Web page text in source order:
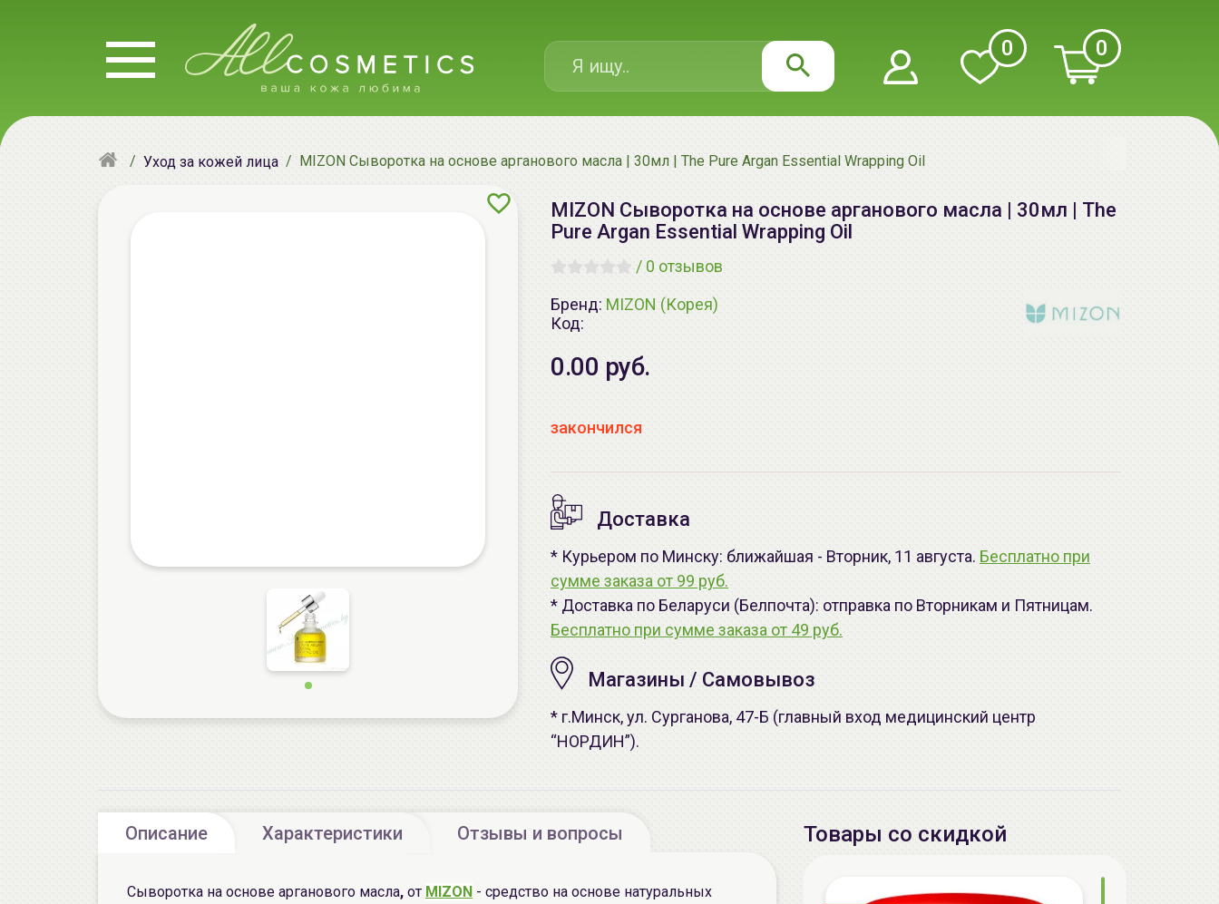
0 0
Уход за кожей лица MIZON Сыворотка на основе арганового масла | 30мл | The Pure Argan Essential Wrapping Oil
MIZON Сыворотка на основе арганового масла | 30мл | The
Pure Argan Essential Wrapping Oil
/ 0 отзывов
Бренд: MIZON (Корея)
Код:
0.00 руб.
закончился
Доставка
* Курьером по Минску: ближайшая - Вторник, 11 августа. Бесплатно при
сумме заказа от 99 руб.
* Доставка по Беларуси (Белпочта): отправка по Вторникам и Пятницам.
Бесплатно при сумме заказа от 49 руб.
Магазины / Самовывоз
* г.Минск, ул. Сурганова, 47-Б (главный вход медицинский центр
“НОРДИН”).
Описание Характеристики Отзывы и вопросы
Сыворотка на основе арганового масла, от MIZON - средство на основе натуральных
Товары со скидкой